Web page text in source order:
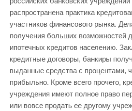
распространена практика
участников финансового рынка.
получения больших возможностей
ипотечных кредитов населению.
кредитные договоры, банкиры
выданные средства с процентами,
прибыльно. Кроме всего прочего,
учреждения имеют полное право
или вовсе продать ее другому